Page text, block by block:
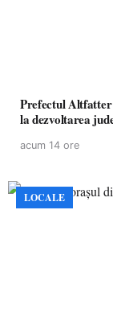
Prefectul Altfatter
la dezvoltarea
acum 14 ore
LOCALE